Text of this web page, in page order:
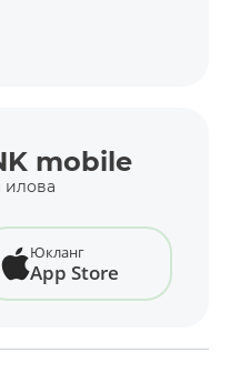
mobile
илова
Юкланг
App Store